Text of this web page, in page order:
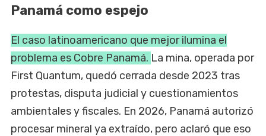
Panamá como espejo
El caso latinoamericano que mejor ilumina el
problema es Cobre Panamá. La mina, operada por
First Quantum, quedó cerrada desde 2023 tras
protestas, disputa judicial y cuestionamientos
ambientales y fiscales. En 2026, Panamá autorizó
procesar mineral ya extraído, pero aclaró que eso